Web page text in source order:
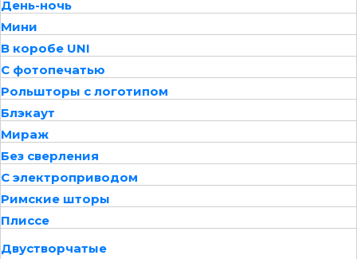
День-ночь
Мини
В коробе UNI
С фотопечатью
Рольшторы с логотипом
Блэкаут
Мираж
Без сверления
С электроприводом
Римские шторы
Плиссе
Двустворчатые